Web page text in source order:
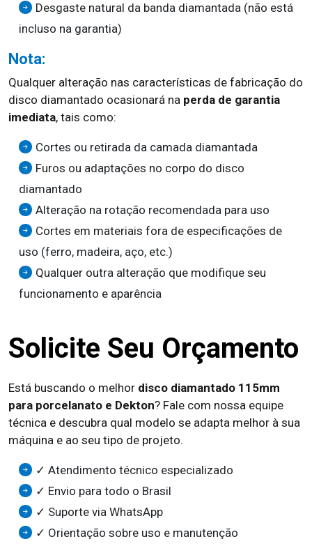
Desgaste natural da banda diamantada (não está
incluso na garantia)
Nota:
Qualquer alteração nas características de fabricação do
disco diamantado ocasionará na perda de garantia
imediata, tais como:
Cortes ou retirada da camada diamantada
Furos ou adaptações no corpo do disco
diamantado
Alteração na rotação recomendada para uso
Cortes em materiais fora de especificações de
uso (ferro, madeira, aço, etc.)
Qualquer outra alteração que modifique seu
funcionamento e aparência
Solicite Seu Orçamento
Está buscando o melhor disco diamantado 115mm
para porcelanato e Dekton? Fale com nossa equipe
técnica e descubra qual modelo se adapta melhor à sua
máquina e ao seu tipo de projeto.
✓ Atendimento técnico especializado
✓ Envio para todo o Brasil
✓ Suporte via WhatsApp
✓ Orientação sobre uso e manutenção